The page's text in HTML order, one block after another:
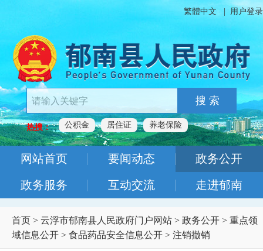
繁體中文 用户登录
搜 索
热搜： 公积金 居住证 养老保险
网站首页 要闻动态 政务公开
政务服务 互动交流 走进郁南
首页 > 云浮市郁南县人民政府门户网站 > 政务公开 > 重点领
域信息公开 > 食品药品安全信息公开 > 注销撤销